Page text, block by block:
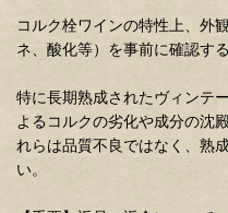
コルク栓ワインの特性上、外
ネ、酸化等）を事前に確認す
特に長期熟成されたヴィンテ
よるコルクの劣化や成分の沈
れらは品質不良ではなく、熟
い。